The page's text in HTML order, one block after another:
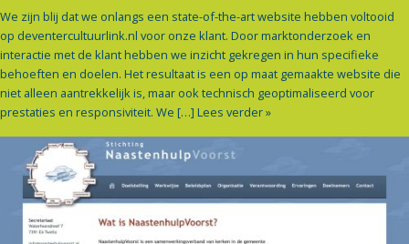
We zijn blij dat we onlangs een state-of-the-art website hebben voltooid
op deventercultuurlink.nl voor onze klant. Door marktonderzoek en
interactie met de klant hebben we inzicht gekregen in hun specifieke
behoeften en doelen. Het resultaat is een op maat gemaakte website die
niet alleen aantrekkelijk is, maar ook technisch geoptimaliseerd voor
prestaties en responsiviteit. We […] Lees verder »